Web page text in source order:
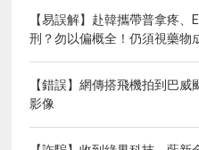
【易誤解】赴韓攜帶普拿疼、
刑？勿以偏概全！仍須視藥物
【錯誤】網傳搭飛機拍到巴
影像